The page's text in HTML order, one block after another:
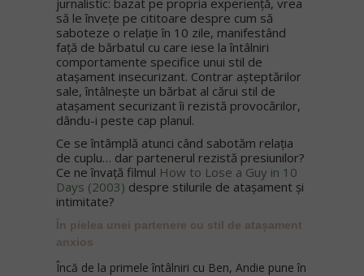
jurnalistic: bazat pe propria experiență, vrea
să le învețe pe cititoare despre cum să
saboteze o relație în 10 zile, manifestând
față de bărbatul cu care iese la întâlniri
comportamente specifice unui stil de
atașament insecurizant. Contrar așteptărilor
sale, întâlnește un bărbat al cărui stil de
atașament securizant îi rezistă provocărilor,
dându-i peste cap planul.
Ce se întâmplă atunci când sabotăm relația
de cuplu… dar partenerul rezistă presiunilor?
Ce ne învață filmul How to Lose a Guy in 10
Days (2003) despre stilurile de atașament și
intimitate?
În pielea unei partenere cu stil de atașament
anxios
Încă de la primele întâlniri cu Ben, Andie pune în